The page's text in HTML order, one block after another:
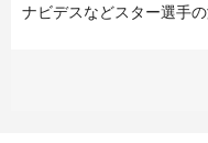
ナビデスなどスター選手